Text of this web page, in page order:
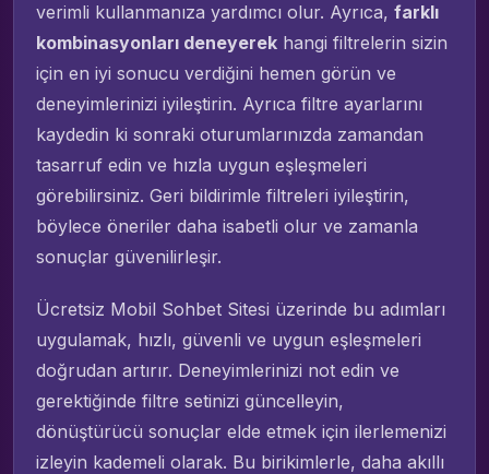
verimli kullanmanıza yardımcı olur. Ayrıca, farklı
kombinasyonları deneyerek hangi filtrelerin sizin
için en iyi sonucu verdiğini hemen görün ve
deneyimlerinizi iyileştirin. Ayrıca filtre ayarlarını
kaydedin ki sonraki oturumlarınızda zamandan
tasarruf edin ve hızla uygun eşleşmeleri
görebilirsiniz. Geri bildirimle filtreleri iyileştirin,
böylece öneriler daha isabetli olur ve zamanla
sonuçlar güvenilirleşir.
Ücretsiz Mobil Sohbet Sitesi üzerinde bu adımları
uygulamak, hızlı, güvenli ve uygun eşleşmeleri
doğrudan artırır. Deneyimlerinizi not edin ve
gerektiğinde filtre setinizi güncelleyin,
dönüştürücü sonuçlar elde etmek için ilerlemenizi
izleyin kademeli olarak. Bu birikimlerle, daha akıllı